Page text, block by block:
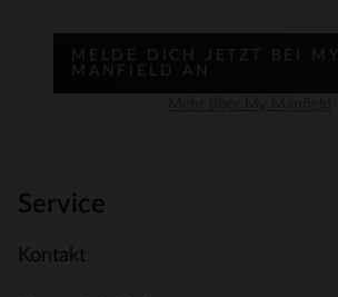
MELDE DICH JETZT BEI MY
MANFIELD AN
Service
Kontakt